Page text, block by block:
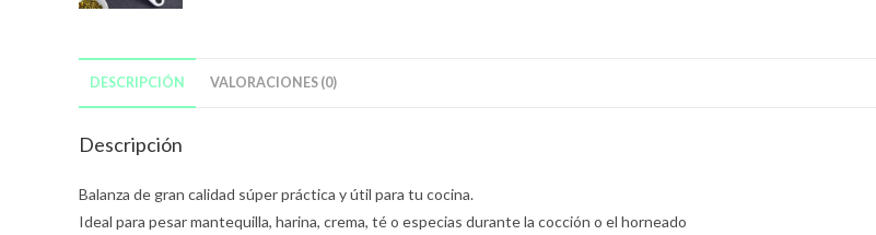
DESCRIPCIÓN VALORACIONES (0)
Descripción
Balanza de gran calidad súper práctica y útil para tu cocina.
Ideal para pesar mantequilla, harina, crema, té o especias durante la cocción o el horneado